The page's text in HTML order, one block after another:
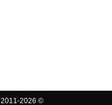
2011-2026 ©